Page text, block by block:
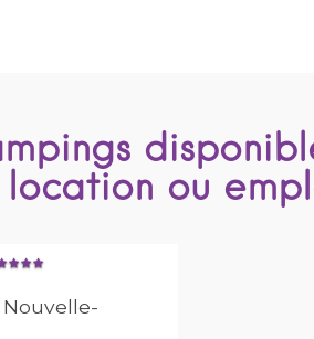
location ou
Nouvelle-